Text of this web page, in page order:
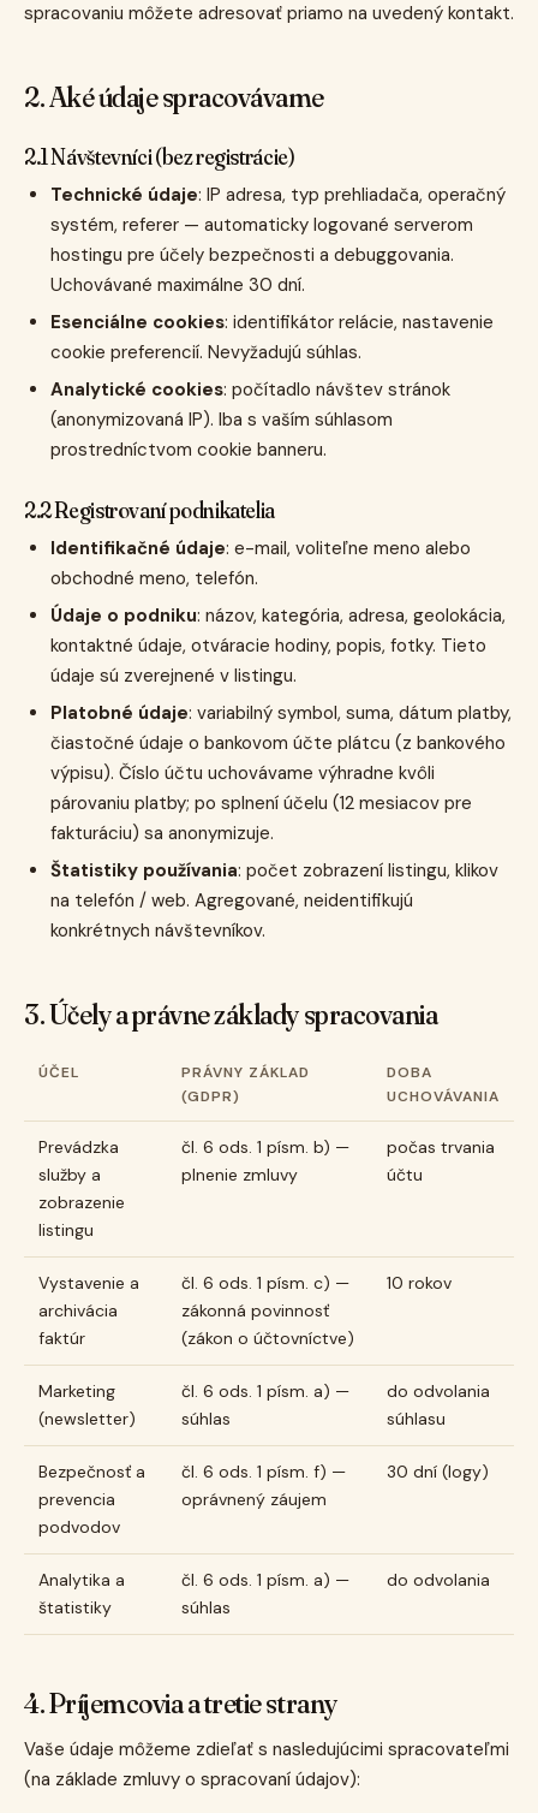
spracovaniu môžete adresovať priamo na uvedený kontakt.
2. Aké údaje spracovávame
2.1 Návštevníci (bez registrácie)
Technické údaje: IP adresa, typ prehliadača, operačný
systém, referer — automaticky logované serverom
hostingu pre účely bezpečnosti a debuggovania.
Uchovávané maximálne 30 dní.
Esenciálne cookies: identifikátor relácie, nastavenie
cookie preferencií. Nevyžadujú súhlas.
Analytické cookies: počítadlo návštev stránok
(anonymizovaná IP). Iba s vaším súhlasom
prostredníctvom cookie banneru.
2.2 Registrovaní podnikatelia
Identifikačné údaje: e-mail, voliteľne meno alebo
obchodné meno, telefón.
Údaje o podniku: názov, kategória, adresa, geolokácia,
kontaktné údaje, otváracie hodiny, popis, fotky. Tieto
údaje sú zverejnené v listingu.
Platobné údaje: variabilný symbol, suma, dátum platby,
čiastočné údaje o bankovom účte plátcu (z bankového
výpisu). Číslo účtu uchovávame výhradne kvôli
párovaniu platby; po splnení účelu (12 mesiacov pre
fakturáciu) sa anonymizuje.
Štatistiky používania: počet zobrazení listingu, klikov
na telefón / web. Agregované, neidentifikujú
konkrétnych návštevníkov.
3. Účely a právne základy spracovania
ÚČEL
PRÁVNY ZÁKLAD
(GDPR)
DOBA
UCHOVÁVANIA
Prevádzka
služby a
zobrazenie
listingu
čl. 6 ods. 1 písm. b) —
plnenie zmluvy
počas trvania
účtu
Vystavenie a
archivácia
faktúr
čl. 6 ods. 1 písm. c) —
zákonná povinnosť
(zákon o účtovníctve)
10 rokov
Marketing
(newsletter)
čl. 6 ods. 1 písm. a) —
súhlas
do odvolania
súhlasu
Bezpečnosť a
prevencia
podvodov
čl. 6 ods. 1 písm. f) —
oprávnený záujem
30 dní (logy)
Analytika a
štatistiky
čl. 6 ods. 1 písm. a) —
súhlas
do odvolania
4. Príjemcovia a tretie strany
Vaše údaje môžeme zdieľať s nasledujúcimi spracovateľmi
(na základe zmluvy o spracovaní údajov):